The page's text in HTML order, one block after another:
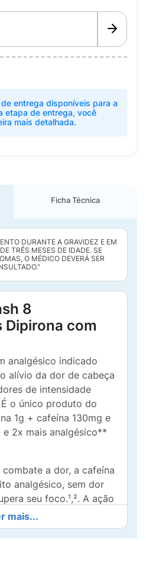
entrega disponíveis para a
etapa de entrega, você
mais detalhada.
Ficha Técnica
DURANTE A GRAVIDEZ E EM
TRÊS MESES DE IDADE. SE
O MÉDICO DEVERÁ SER
8
com
analgésico indicado
alívio da dor de cabeça
de intensidade
o único produto do
1g + cafeína 130mg e
2x mais analgésico**
a dor, a cafeína
analgésico, sem dor
seu foco.¹,². A ação
a 30 minutos* após a
de 4 a 6 horas.
mais...